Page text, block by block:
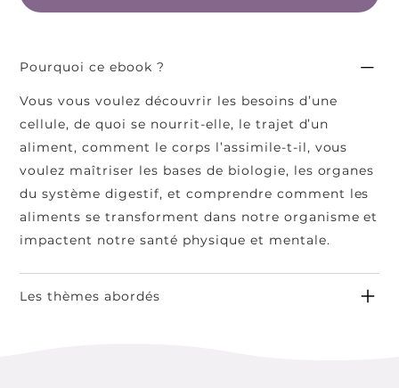
Pourquoi ce ebook ?
Vous vous voulez découvrir les besoins d’une
cellule, de quoi se nourrit-elle, le trajet d’un
aliment, comment le corps l’assimile-t-il, vous
voulez maîtriser les bases de biologie, les organes
du système digestif, et comprendre comment les
aliments se transforment dans notre organisme et
impactent notre santé physique et mentale.
Les thèmes abordés